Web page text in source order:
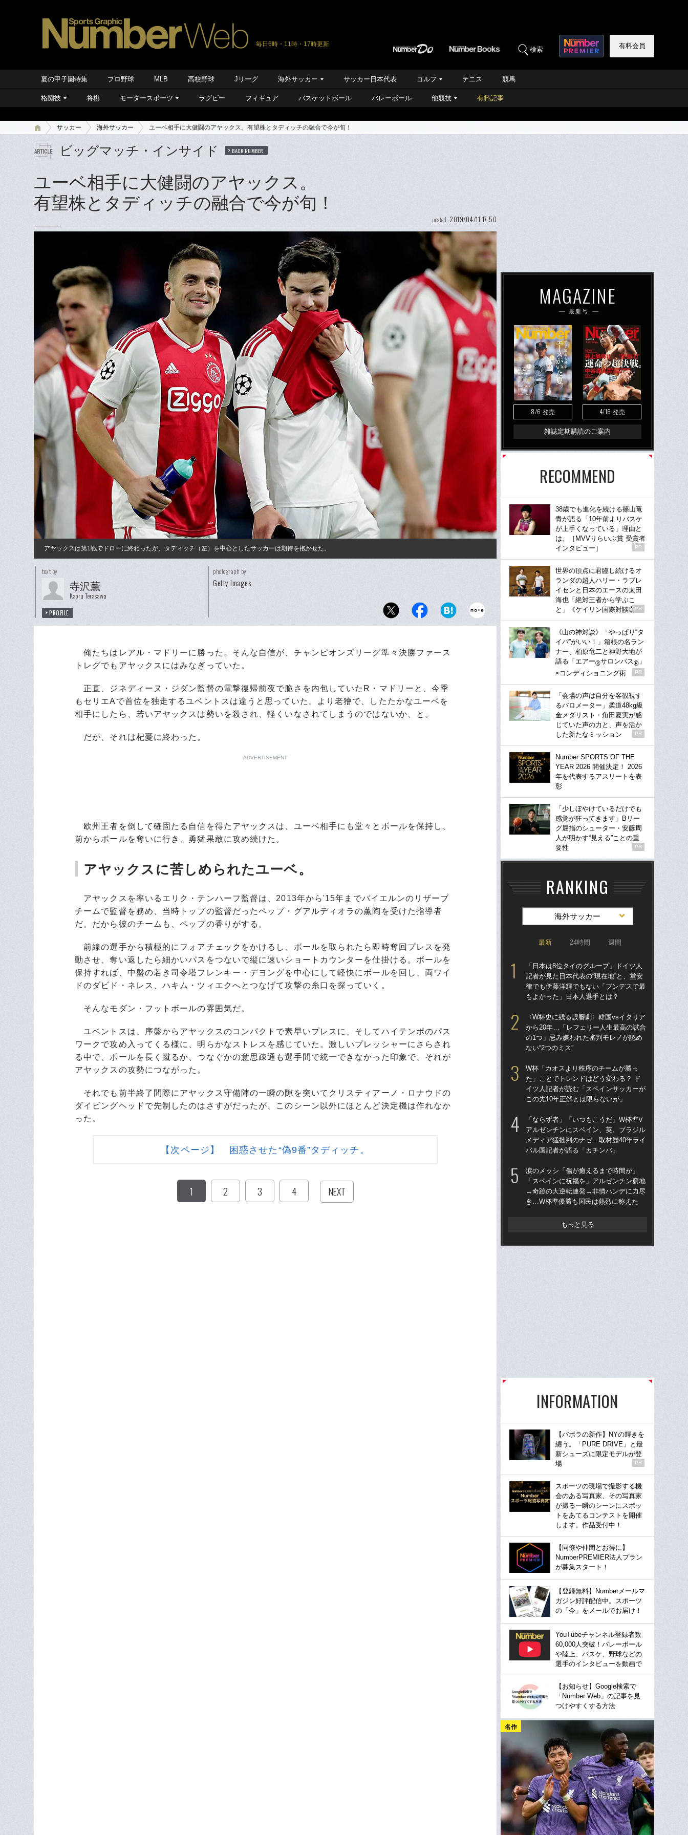
毎日6時・11時・17時更新
検索 有料会員
夏の甲子園特集 プロ野球 MLB 高校野球 Jリーグ 海外サッカー サッカー日本代表 ゴルフ テニス 競馬
格闘技 将棋 モータースポーツ ラグビー フィギュア バスケットボール バレーボール 他競技 有料記事
サッカー 海外サッカー ユーベ相手に大健闘のアヤックス。有望株とタディッチの融合で今が旬！
ビッグマッチ・インサイド BACK NUMBER
ユーベ相手に大健闘のアヤックス。
有望株とタディッチの融合で今が旬！
posted 2019/04/11 17:50
アヤックスは第1戦でドローに終わったが、タディッチ（左）を中心としたサッカーは期待を抱かせた。
text by
寺沢薫
Kaoru Terasawa
PROFILE
photograph by
Getty Images
俺たちはレアル・マドリーに勝った。そんな自信が、チャンピオンズリーグ準々決勝ファース
トレグでもアヤックスにはみなぎっていた。
正直、ジネディーヌ・ジダン監督の電撃復帰前夜で脆さを内包していたR・マドリーと、今季
もセリエAで首位を独走するユベントスは違うと思っていた。より老獪で、したたかなユーベを
相手にしたら、若いアヤックスは勢いを殺され、軽くいなされてしまうのではないか、と。
だが、それは杞憂に終わった。
ADVERTISEMENT
欧州王者を倒して確固たる自信を得たアヤックスは、ユーベ相手にも堂々とボールを保持し、
前からボールを奪いに行き、勇猛果敢に攻め続けた。
アヤックスに苦しめられたユーベ。
アヤックスを率いるエリク・テンハーフ監督は、2013年から'15年までバイエルンのリザーブ
チームで監督を務め、当時トップの監督だったペップ・グアルディオラの薫陶を受けた指導者
だ。だから彼のチームも、ペップの香りがする。
前線の選手から積極的にフォアチェックをかけるし、ボールを取られたら即時奪回プレスを発
動させ、奪い返したら細かいパスをつないで縦に速いショートカウンターを仕掛ける。ボールを
保持すれば、中盤の若き司令塔フレンキー・デヨングを中心にして軽快にボールを回し、両ワイ
ドのダビド・ネレス、ハキム・ツィエクへとつなげて攻撃の糸口を探っていく。
そんなモダン・フットボールの雰囲気だ。
ユベントスは、序盤からアヤックスのコンパクトで素早いプレスに、そしてハイテンポのパス
ワークで攻め入ってくる様に、明らかなストレスを感じていた。激しいプレッシャーにさらされ
る中で、ボールを長く蹴るか、つなぐかの意思疎通も選手間で統一できなかった印象で、それが
アヤックスの攻勢につながった。
それでも前半終了間際にアヤックス守備陣の一瞬の隙を突いてクリスティアーノ・ロナウドの
ダイビングヘッドで先制したのはさすがだったが、このシーン以外にほとんど決定機は作れなか
った。
【次ページ】 困惑させた“偽9番”タディッチ。
1 2 3 4 NEXT
MAGAZINE
最新号
8/6 発売 4/16 発売
雑誌定期購読のご案内
RECOMMEND
38歳でも進化を続ける篠山竜
青が語る「10年前よりバスケ
が上手くなっている」理由と
は。［MVVりらいぶ賞 受賞者
インタビュー］
PR
世界の頂点に君臨し続けるオ
ランダの超人ハリー・ラブレ
イセンと日本のエースの太田
海也「絶対王者から学ぶこ
と」《ケイリン国際対談②》
PR
《山の神対談》「やっぱり“タ
イパ”がいい！」箱根の名ラン
ナー、柏原竜二と神野大地が
語る「エアー®サロンパス® 」
×コンディショニング術
PR
「会場の声は自分を客観視す
るバロメーター」柔道48kg級
金メダリスト・角田夏実が感
じていた声の力と、声を活か
した新たなミッション
PR
Number SPORTS OF THE
YEAR 2026 開催決定！ 2026
年を代表するアスリートを表
彰
「少しぼやけているだけでも
感覚が狂ってきます」Bリー
グ屈指のシューター・安藤周
人が明かす“見える”ことの重
要性
PR
RANKING
海外サッカー
最新 24時間 週間
「日本は8位タイのグループ」ドイツ人
記者が見た日本代表の“現在地”と、堂安
律でも伊藤洋輝でもない「ブンデスで最
もよかった」日本人選手とは？
〈W杯史に残る誤審劇〉韓国vsイタリア
から20年…「レフェリー人生最高の試合
の1つ」忌み嫌われた審判モレノが認め
ない“2つのミス”
W杯「カオスより秩序のチームが勝っ
た」ことでトレンドはどう変わる？ ド
イツ人記者が読む「スペインサッカーが
この先10年正解とは限らないが」
「ならず者」「いつもこうだ」W杯準V
アルゼンチンにスペイン、英、ブラジル
メディア猛批判のナゼ…取材歴40年ライ
バル国記者が語る「カチンバ」
涙のメッシ「傷が癒えるまで時間が」
「スペインに祝福を」アルゼンチン窮地
→奇跡の大逆転連発→非情ハンデに力尽
き…W杯準優勝も国民は熱烈に称えた
もっと見る
INFORMATION
【バボラの新作】NYの輝きを
纏う。「PURE DRIVE」と最
新シューズに限定モデルが登
場
PR
スポーツの現場で撮影する機
会のある写真家、その写真家
が撮る一瞬のシーンにスポッ
トをあてるコンテストを開催
します。作品受付中！
【同僚や仲間とお得に】
NumberPREMIER法人プラン
が募集スタート！
【登録無料】Numberメールマ
ガジン好評配信中。スポーツ
の「今」をメールでお届け！
YouTubeチャンネル登録者数
60,000人突破！バレーボール
や陸上、バスケ、野球などの
選手のインタビューを動画で
【お知らせ】Google検索で
「Number Web」の記事を見
つけやすくする方法
名作